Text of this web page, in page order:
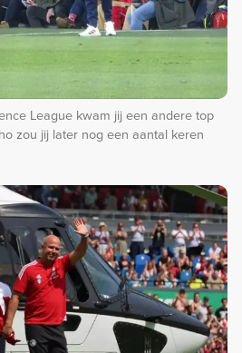
League kwam jij een andere top
zou jij later nog een aantal keren